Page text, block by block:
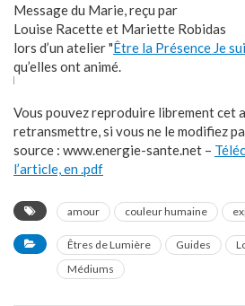
Message du Marie, reçu par
Louise Racette et Mariette Robidas
lors d’un atelier "Être la Présence Je
qu’elles ont animé.
Vous pouvez reproduire librement cet
retransmettre, si vous ne le modifiez
source : www.energie-sante.net –
l’article, en .pdf
amour couleur humaine
Êtres de Lumière Guides
Médiums